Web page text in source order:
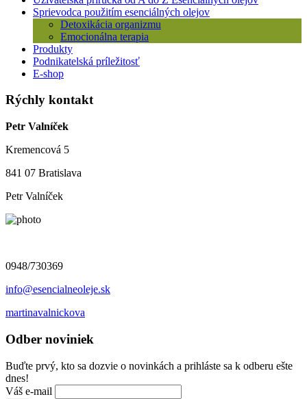
Sprievodca použitím esenciálných olejov
Detoxikácia organizmu
Emocionálna terapia
Produkty
Podnikatelská príležitosť
E-shop
Rýchly kontakt
Petr Valníček
Kremencová 5
841 07 Bratislava
Petr Valníček
0948/730369
info@esencialneoleje.sk
martinavalnickova
Odber noviniek
Buďte prvý, kto sa dozvie o novinkách a prihláste sa k odberu ešte
dnes!
Váš e-mail